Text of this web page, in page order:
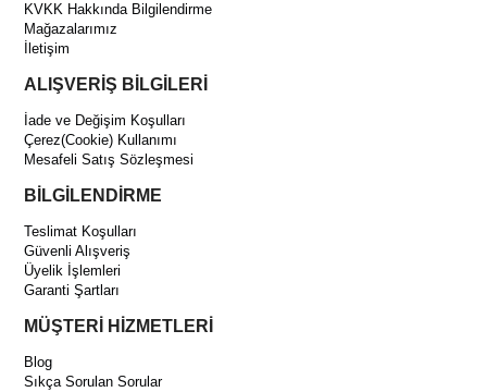
KVKK Hakkında Bilgilendirme
Mağazalarımız
İletişim
ALIŞVERİŞ BİLGİLERİ
İade ve Değişim Koşulları
Çerez(Cookie) Kullanımı
Mesafeli Satış Sözleşmesi
BİLGİLENDİRME
Teslimat Koşulları
Güvenli Alışveriş
Üyelik İşlemleri
Garanti Şartları
MÜŞTERİ HİZMETLERİ
Blog
Sıkça Sorulan Sorular